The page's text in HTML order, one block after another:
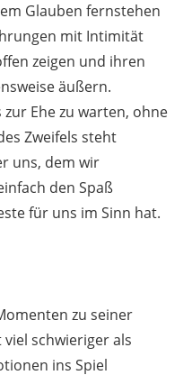
Glauben fernstehen
mit Intimität
zeigen und ihren
äußern.
Ehe zu warten, ohne
Zweifels steht
uns, dem wir
den Spaß
für uns im Sinn hat.
zu seiner
schwieriger als
ins Spiel